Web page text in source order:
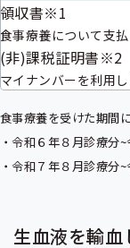
領収書※1
食事療養について支
(非)課税証明書※2
マイナンバーを利用
食事療養を受けた期間
・令和６年８月診療分
・令和７年８月診療分
生血液を輸血